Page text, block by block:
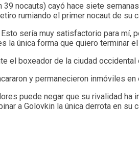
39 nocauts) cayó hace siete
rumiando el primer nocaut de su
sería muy satisfactorio para mí,
la única forma que quiero terminar el
el boxeador de la ciudad
y permanecieron inmóviles
puede negar que su rivalidad ha
a Golovkin la única derrota en su